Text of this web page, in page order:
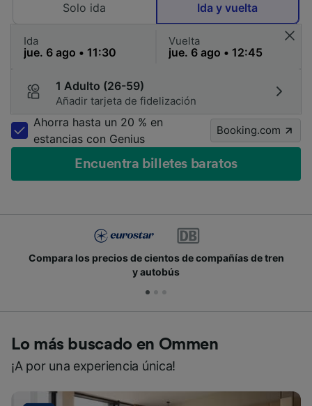
Solo ida Ida y vuelta
Ida Vuelta
1 Adulto (26-59)
Añadir tarjeta de fidelización
Ahorra hasta un 20 % en
estancias con Genius
Booking.com
Encuentra billetes baratos
Compara los precios de cientos de compañías de tren
y autobús
Lo más buscado en Ommen
¡A por una experiencia única!